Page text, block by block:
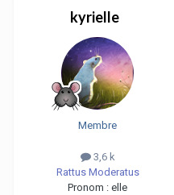
kyrielle
Membre
3,6 k
Rattus Moderatus
Pronom : elle